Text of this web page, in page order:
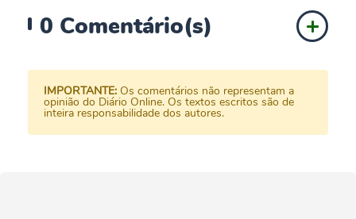
0 Comentário(s)
IMPORTANTE: Os comentários não representam a
opinião do Diário Online. Os textos escritos são de
inteira responsabilidade dos autores.